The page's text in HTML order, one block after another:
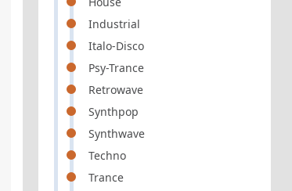
Industrial
Italo-Disco
Psy-Trance
Retrowave
Synthpop
Synthwave
Techno
Trance